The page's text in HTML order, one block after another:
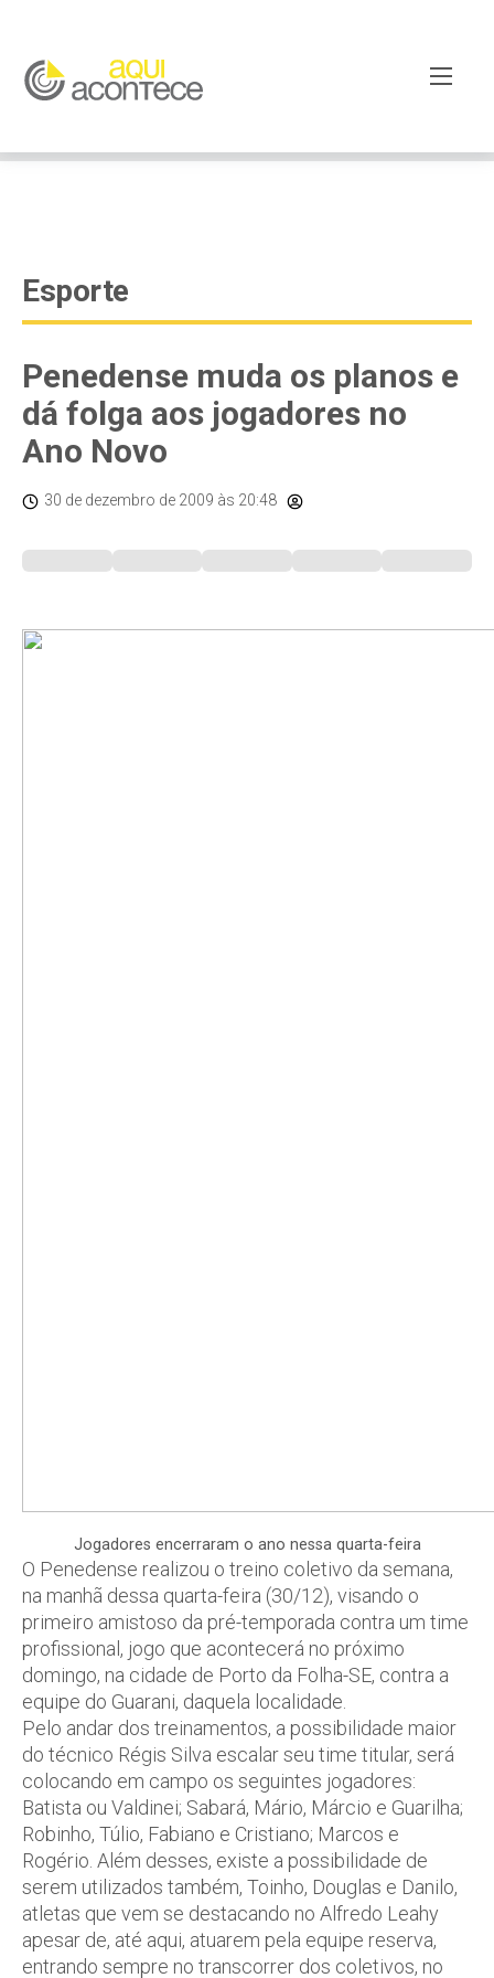
googleb82de9a22cec23e8.html
Esporte
Penedense muda os planos e
dá folga aos jogadores no
Ano Novo
30 de dezembro de 2009 às 20:48
Jogadores encerraram o ano nessa quarta-feira
O Penedense realizou o treino coletivo da semana,
na manhã dessa quarta-feira (30/12), visando o
primeiro amistoso da pré-temporada contra um time
profissional, jogo que acontecerá no próximo
domingo, na cidade de Porto da Folha-SE, contra a
equipe do Guarani, daquela localidade.
Pelo andar dos treinamentos, a possibilidade maior
do técnico Régis Silva escalar seu time titular, será
colocando em campo os seguintes jogadores:
Batista ou Valdinei; Sabará, Mário, Márcio e Guarilha;
Robinho, Túlio, Fabiano e Cristiano; Marcos e
Rogério. Além desses, existe a possibilidade de
serem utilizados também, Toinho, Douglas e Danilo,
atletas que vem se destacando no Alfredo Leahy
apesar de, até aqui, atuarem pela equipe reserva,
entrando sempre no transcorrer dos coletivos, no